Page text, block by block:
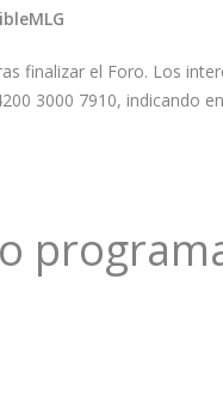
finalizar el Foro. Los
3000 7910, indicando